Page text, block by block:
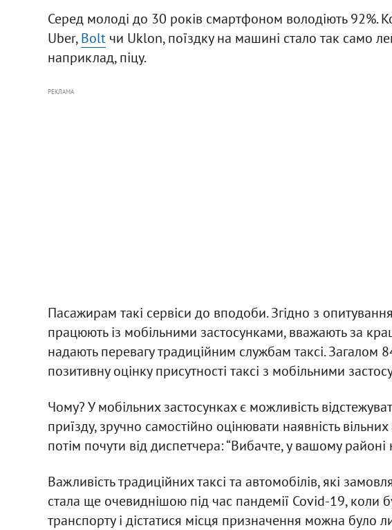
Серед молоді до 30 років смартфоном володіють 92%.
Uber,Boltчи Uklon, поїздку на машині стало так само
наприклад, піцу.
РЕКЛАМА
Пасажирам такі сервіси до вподоби. Згідно з
працюють із мобільними застосунками, вважають за
надають перевагу традиційним службам таксі. Загалом
позитивну оцінку присутності таксі з мобільними
Чому? У мобільних застосунках є можливість
приїзду, зручно самостійно оцінювати наявність
потім почути від диспетчера: “Вибачте, у вашому
Важливість традиційних таксі та автомобілів, які
стала ще очевиднішою під час пандемії Covid-19, коли
транспорту і дістатися місця призначення можна